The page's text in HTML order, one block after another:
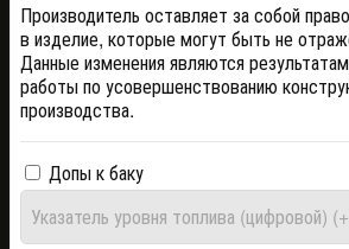
Производитель оставляет за собой
в изделие, которые могут быть не
Данные изменения являются
работы по усовершенствованию
производства.
Допы к баку